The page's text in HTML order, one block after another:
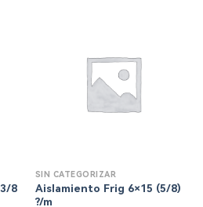
8
SIN CATEGORIZAR
Aislamiento Frig 6×15 (5/8)
?/m